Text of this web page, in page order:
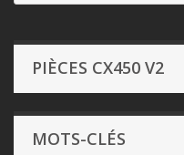
PIÈCES CX450 V2
MOTS-CLÉS